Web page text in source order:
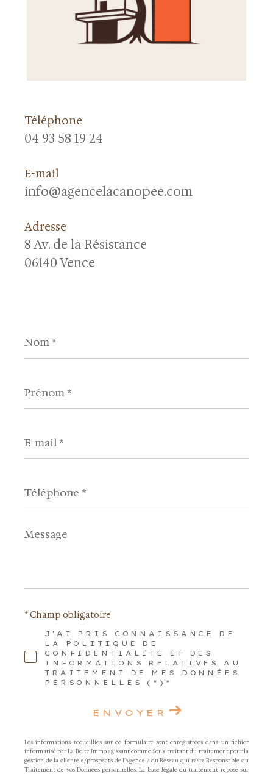
Téléphone
04 93 58 19 24
E-mail
info@agencelacanopee.com
Adresse
8 Av. de la Résistance
06140 Vence
*
*
mail
*
*
Message
*
J'AI PRIS CONNAISSANCE DE
LA POLITIQUE DE
CONFIDENTIALITÉ ET DES
INFORMATIONS RELATIVES AU
TRAITEMENT DE MES DONNÉES
PERSONNELLES (*)*
* Champ obligatoire
ENVOYER
Les informations recueillies sur ce formulaire sont enregistrées dans un fichier
informatisé par La Boite Immo agissant comme Sous-traitant du traitement pour la
gestion de la clientèle/prospects de l'Agence / du Réseau qui reste Responsable du
Traitement de vos Données personnelles. La base légale du traitement repose sur